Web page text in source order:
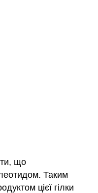
що
Таким
цієї гілки